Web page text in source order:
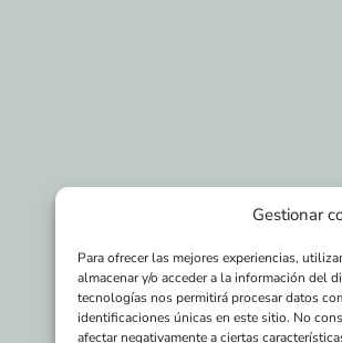
Gestionar
Para ofrecer las mejores experiencias,
almacenar y/o acceder a la información del
tecnologías nos permitirá procesar datos
identificaciones únicas en este sitio. No
afectar negativamente a ciertas